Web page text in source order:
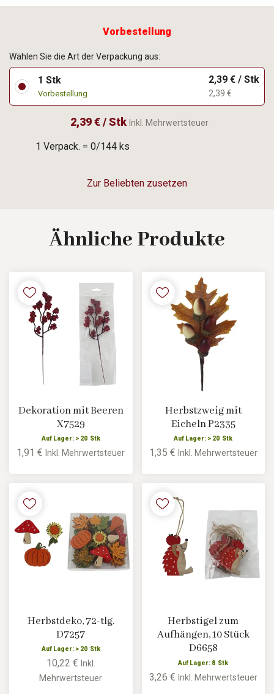
Vorbestellung
1 Verpack. = 0/144 ks
Zur Beliebten zusetzen
Wählen Sie die Art der Verpackung aus:
1 Stk
Vorbestellung
2,39 € / Stk
2,39 €
2,39 € / Stk Inkl. Mehrwertsteuer
Ähnliche Produkte
Dekoration mit Beeren
X7529
Auf Lager: > 20 Stk
1,91 €Inkl. Mehrwertsteuer
Herbstzweig mit
Eicheln P2335
Auf Lager: > 20 Stk
1,35 € Inkl. Mehrwertsteuer
Herbstdeko, 72-tlg.
D7257
Auf Lager: > 20 Stk
10,22 € Inkl.
Mehrwertsteuer
Herbstigel zum
Aufhängen, 10 Stück
D6658
Auf Lager: 8 Stk
3,26 € Inkl. Mehrwertsteuer